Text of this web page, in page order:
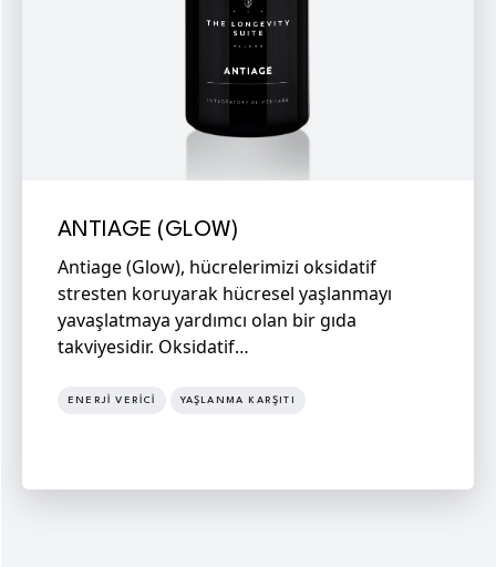
ANTIAGE (GLOW)
Antiage (Glow), hücrelerimizi oksidatif
stresten koruyarak hücresel yaşlanmayı
yavaşlatmaya yardımcı olan bir gıda
takviyesidir. Oksidatif…
ENERJI VERICI YAŞLANMA KARŞITI